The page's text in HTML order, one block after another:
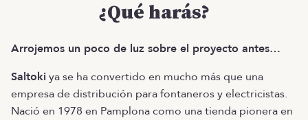
¿Qué harás?
Arrojemos un poco de luz sobre el proyecto antes…
Saltokiya se ha convertido en mucho más que una
empresa de distribución para fontaneros y electricistas.
Nació en 1978 en Pamplona como una tienda pionera en